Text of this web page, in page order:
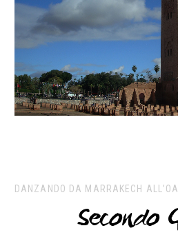
DANZANDO DA MARRAKECH
Secondo